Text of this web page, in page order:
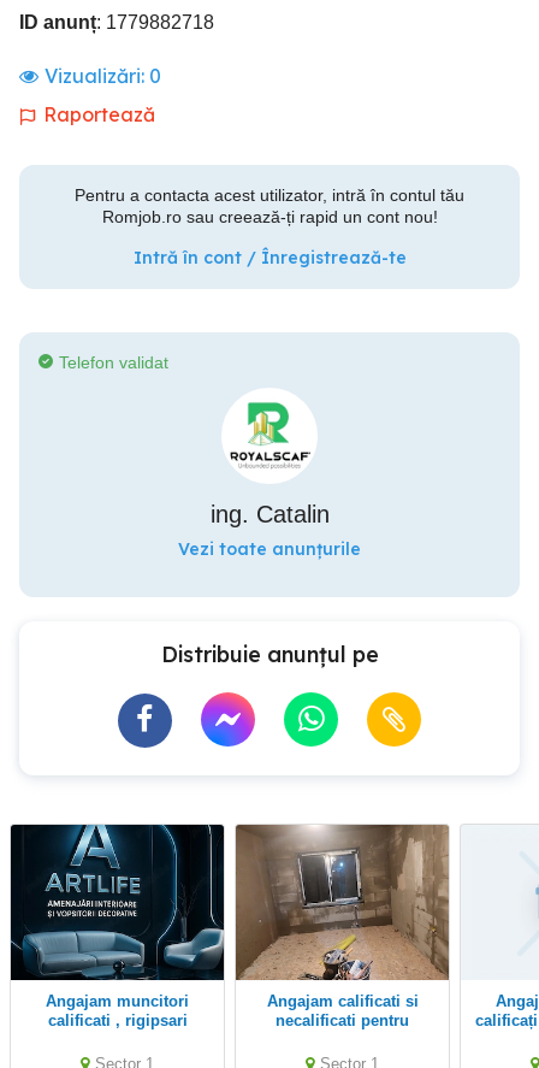
ID anunț: 1779882718
Vizualizări: 0
Raportează
Pentru a contacta acest utilizator, intră în contul tău
Romjob.ro sau creează-ți rapid un cont nou!
Intră în cont / Înregistrează-te
Telefon validat
ing. Catalin
Vezi toate anunțurile
Distribuie anunțul pe
angajam muncitori
calificati , rigipsari
Sector 1
Angajam calificati si
necalificati pentru
Sector 1
Angajăm muncitori